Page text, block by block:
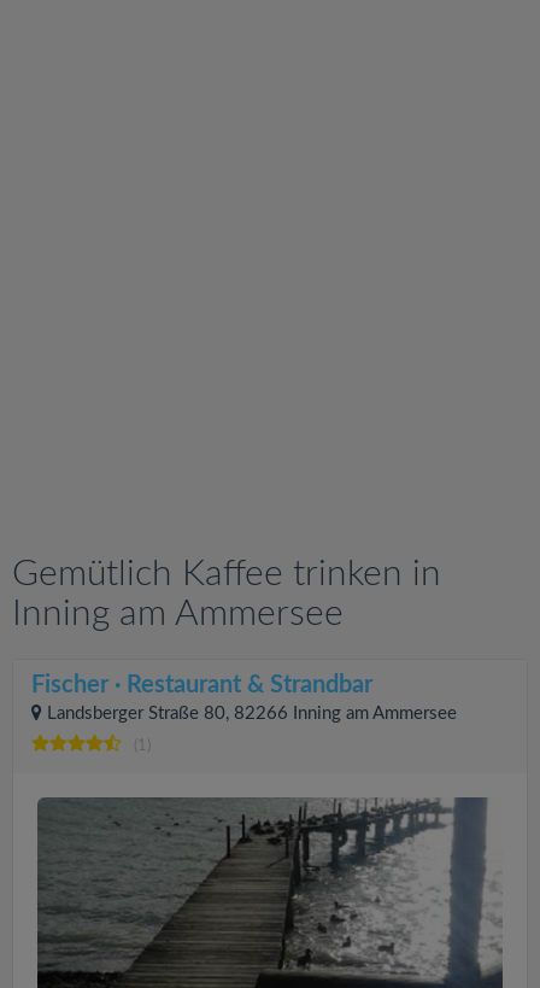
Gemütlich Kaffee trinken in
Inning am Ammersee
Fischer · Restaurant & Strandbar
Landsberger Straße 80, 82266 Inning am Ammersee
(1)